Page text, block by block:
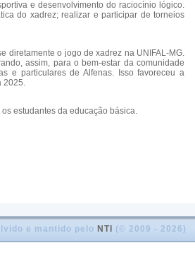
e desenvolvimento do raciocínio lógico.
do xadrez; realizar e participar de torneios
diretamente o jogo de xadrez na UNIFAL-MG.
assim, para o bem-estar da comunidade
e particulares de Alfenas. Isso favoreceu a
2025.
estudantes da educação básica.
e mantido pelo NTI (© 2009 - 2026)